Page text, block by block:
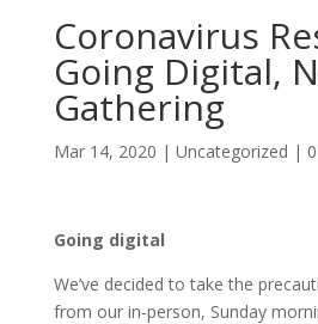
Coronavirus
Going Digital,
Gathering
Mar 14, 2020 | Uncategorized |
Going digital
We’ve decided to take the
from our in-person, Sunday